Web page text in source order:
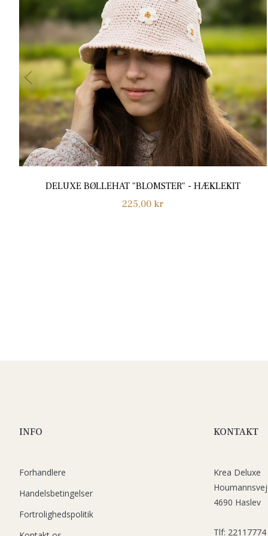
DELUXE BØLLEHAT "BLOMSTER" - HÆKLEKIT
Normalpris
225,00 kr
INFO
Forhandlere
Handelsbetingelser
Fortrolighedspolitik
KONTAKT
Krea Deluxe
4690 Haslev
Tlf: